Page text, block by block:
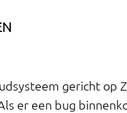
gericht op
er een bug